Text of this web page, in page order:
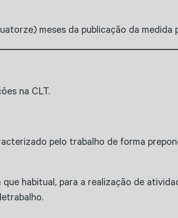
meses da publicação da medida
na CLT.
pelo trabalho de forma
habitual, para a realização de